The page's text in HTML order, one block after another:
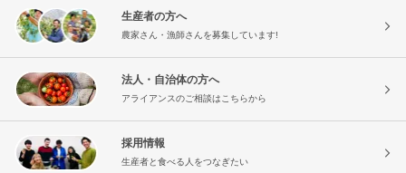
生産者の方へ
農家さん・漁師さんを募集しています!
法人・自治体の方へ
アライアンスのご相談はこちらから
採用情報
生産者と食べる人をつなぎたい